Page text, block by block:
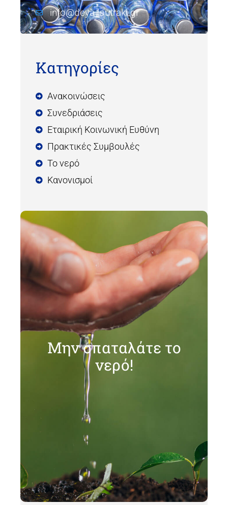
info@deya-loutraki.gr
Κατηγορίες
Ανακοινώσεις
Συνεδριάσεις
Εταιρική Κοινωνική Ευθύνη
Πρακτικές Συμβουλές
Το νερό
Κανονισμοί
Μην σπαταλάτε το
νερό!